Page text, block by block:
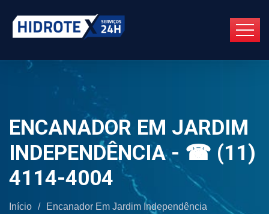
ENCANADOR EM JARDIM
INDEPENDÊNCIA - ☎ (11)
4114-4004
Início / Encanador Em Jardim Independência